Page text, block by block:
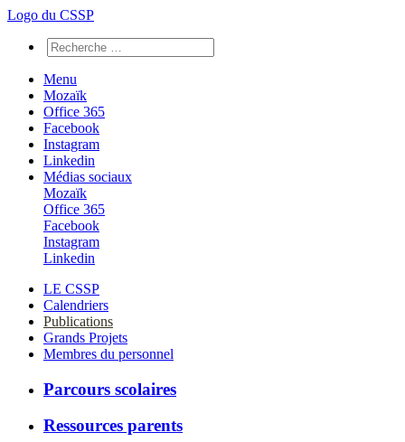
Logo du CSSP
Menu
Mozaïk
Office 365
Facebook
Instagram
Linkedin
Médias sociaux
Mozaïk
Office 365
Facebook
Instagram
Linkedin
LE CSSP
Calendriers
Publications
Grands Projets
Membres du personnel
Parcours scolaires
Ressources parents